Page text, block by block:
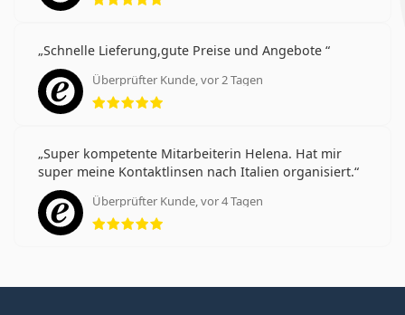
Schnelle Lieferung,gute Preise und Angebote
Überprüfter Kunde, vor 2 Tagen
Bewertung 5 aus 5
Super kompetente Mitarbeiterin Helena. Hat mir
super meine Kontaktlinsen nach Italien organisiert.
Überprüfter Kunde, vor 4 Tagen
Bewertung 5 aus 5